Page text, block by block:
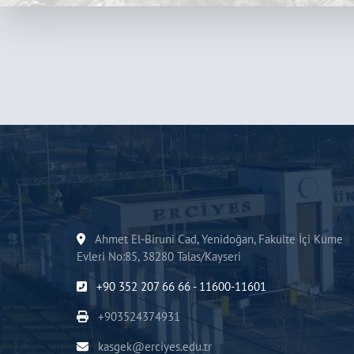
Ahmet El-Biruni Cad, Yenidoğan, Fakülte İçi Küme
Evleri No:85, 38280 Talas/Kayseri
+90 352 207 66 66 - 11600-11601
+903524374931
kasgek@erciyes.edu.tr